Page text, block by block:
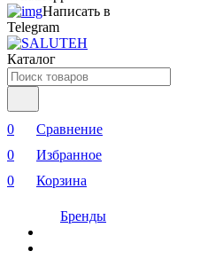
Написать в
Telegram
Каталог
0
Сравнение
0
Избранное
0
Корзина
Бренды